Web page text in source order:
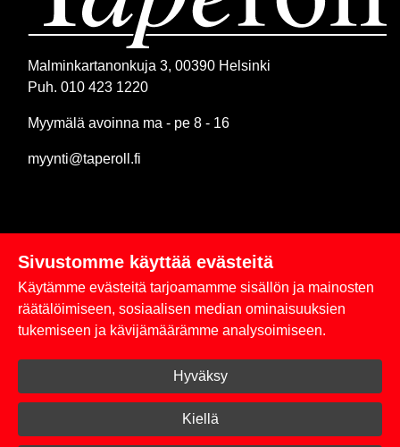
Malminkartanonkuja 3, 00390 Helsinki
Puh. 010 423 1220
Myymälä avoinna ma - pe 8 - 16
myynti@taperoll.fi
Linkit
Rekisteriseloste
Toimitus- ja maksuehdot
Kirjaudu sisään
Sivustomme käyttää evästeitä
Käytämme evästeitä tarjoamamme sisällön ja mainosten
räätälöimiseen, sosiaalisen median ominaisuuksien
tukemiseen ja kävijämäärämme analysoimiseen.
Hyväksy
Kiellä